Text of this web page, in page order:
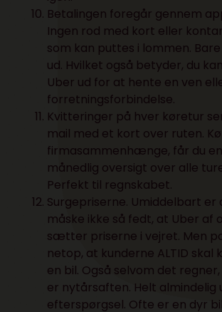
Betalingen foregår gennem
Ingen rod med kort eller
som kan puttes i lommen.
ud. Hvilket også betyder, du
Uber ud for at hente en ven
forretningsforbindelse.
Kvitteringer på hver køretur
mail med et kort over ruten.
firmasammenhænge, får du en
månedlig oversigt over alle
Perfekt til regnskabet.
Surgepriserne. Umiddelbart er
måske ikke så fedt, at Uber af
sætter priserne i vejret. Men
netop, at kunderne ALTID skal
en bil. Også selvom det
er nytårsaften. Helt almindelig
efterspørgsel. Ofte er en dyr